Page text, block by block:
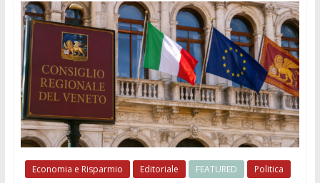
Economia e Risparmio Editoriale FEATURED Politica